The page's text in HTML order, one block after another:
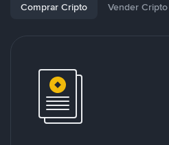
Comprar Cripto Vender Cripto